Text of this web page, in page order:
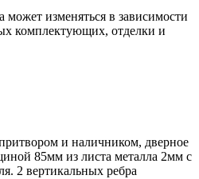
может изменяться в зависимости
комплектующих, отделки и
и наличником, дверное
85мм из листа металла 2мм c
2 вертикальных ребра